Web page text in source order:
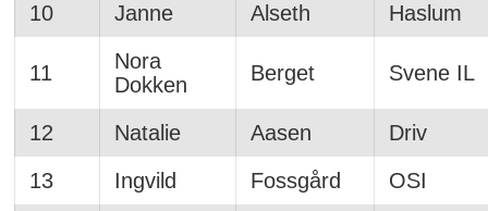
10
Janne Alseth Haslum
11
Nora
Dokken
Berget Svene IL
12 Natalie Aasen
Driv
13
Ingvild Fossgård
OSI